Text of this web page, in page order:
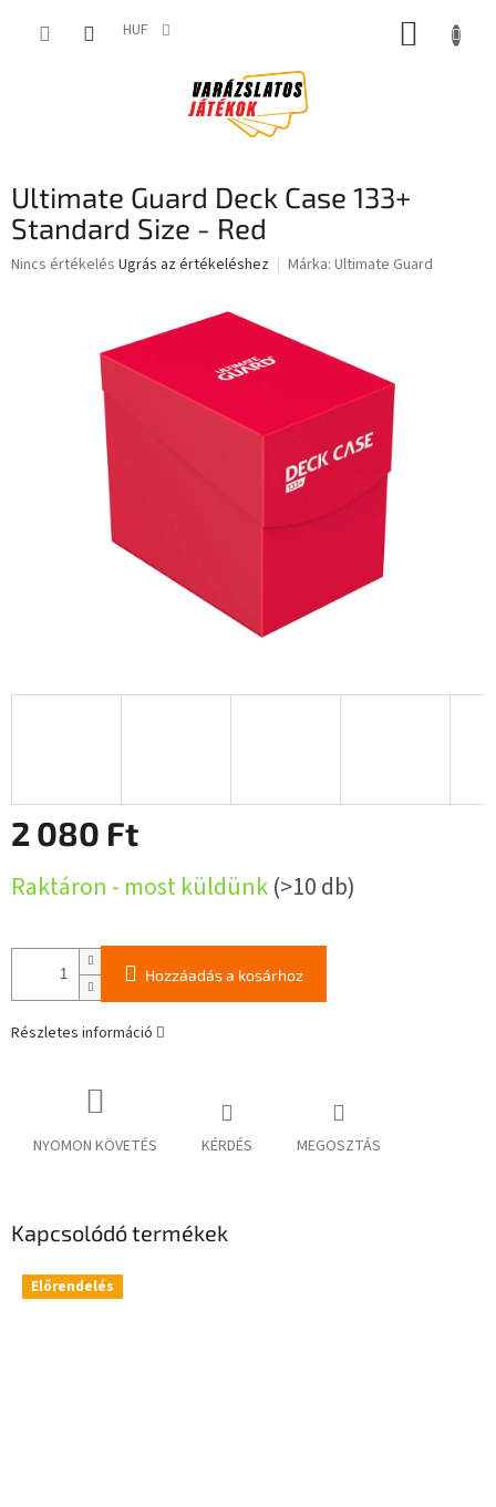
HUF KOSÁR
Ultimate Guard Deck Case 133+
Standard Size - Red
A
Nincs értékelés Ugrás az értékeléshez Márka: Ultimate Guard
2 080 Ft
Raktáron - most küldünk(>10 db)
Hozzáadás a kosárhoz
Részletes információ
NYOMON KÖVETÉS KÉRDÉS MEGOSZTÁS
Kapcsolódó termékek
Előrendelés